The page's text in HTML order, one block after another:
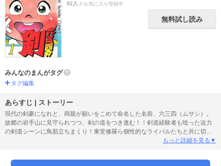
92人 がお気に入り登録中
無料試し読み
みんなのまんがタグ
タグ編集
あらすじ | ストーリー
現代の剣豪になれと、両親が願いをこめて命名した名前、六三四（ムサシ）。
故郷の岩手山に見守られつつ、剣の道をつき進む！！剣道経験者も唸った迫力
の剣道シーンに鳥肌立ちまくり！東堂修羅ら個性的なライバルたちと共に切磋
琢磨し続ける少年剣士・六三四の「剣の道」を、剣道の「心」を、力強く描
もっと詳細を見る▼